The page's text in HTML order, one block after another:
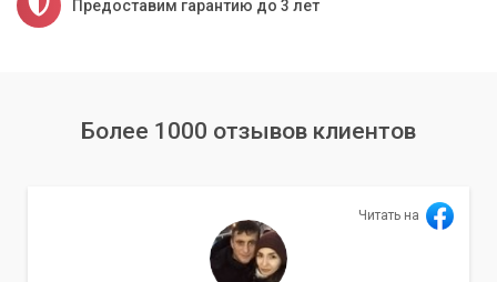
Предоставим гарантию до 3 лет
Более 1000 отзывов клиентов
Читать на